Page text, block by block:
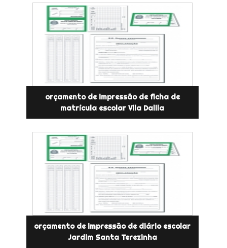
orçamento de impressão de ficha de
matrícula escolar Vila Dalila
orçamento de impressão de diário escolar
Jardim Santa Terezinha